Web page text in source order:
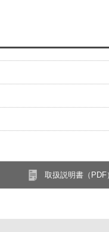
取扱説明書（PDF